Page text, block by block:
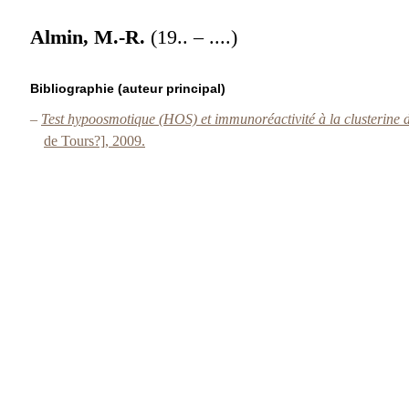
Almin, M.-R. (19.. – ....)
Bibliographie (auteur principal)
– Test hypoosmotique (HOS) et immunoréactivité à la
de Tours?], 2009.